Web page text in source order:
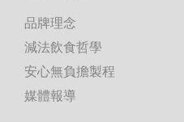
品牌理念
減法飲食哲學
安心無負擔製程
媒體報導